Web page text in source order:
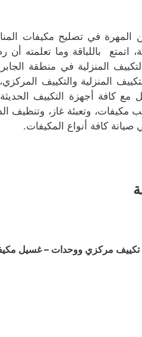
المهرة في تصليح مكيفات
اتمتع باللباقة وما تعلمته أن
المنزلية في منطقة
المنزلية والتكييف
كافة أجهزة التكييف
مكيفات، وتعبئة غاز، وتنظيف
صيانة كافة أنواع المكيفات.
مركزي ووحدات – غسيل